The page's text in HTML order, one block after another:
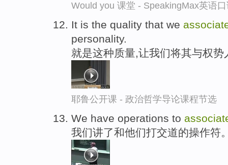
Would you 课堂 - SpeakingMax英语
It is the quality that we
personality.
就是这种质量,让我们将其与权
耶鲁公开课 - 政治哲学导论课程节选
We have operations to
我们讲了和他们打交道的操作符